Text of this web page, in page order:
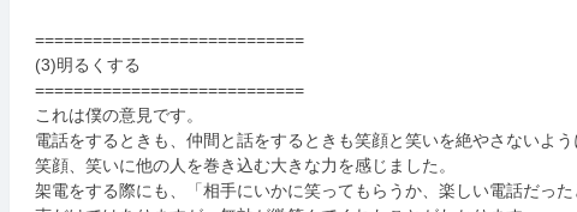
============================
(3)明るくする
============================
これは僕の意見です。
電話をするときも、仲間と話をするときも笑顔と笑いを絶やさないよう
笑顔、笑いに他の人を巻き込む大きな力を感じました。
架電をする際にも、「相手にいかに笑ってもらうか、楽しい電話だっ